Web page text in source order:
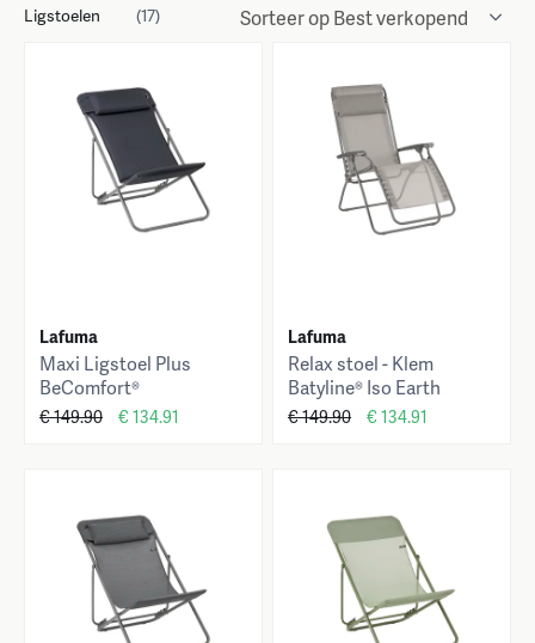
Ligstoelen (17)
Lafuma
Maxi Ligstoel Plus
BeComfort®
€ 149.90 € 134.91
Lafuma
Relax stoel - Klem
Batyline® Iso Earth
€ 149.90 € 134.91